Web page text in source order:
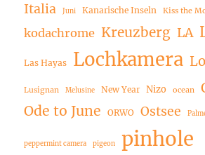
Italia Juni Kanarische Inseln Kiss the
kodachrome Kreuzberg LA
Las Hayas Lochkamera
Lusignan Melusine New Year Nizo ocean
Ode to June
ORWO Ostsee
peppermint camera pigeon pinhole